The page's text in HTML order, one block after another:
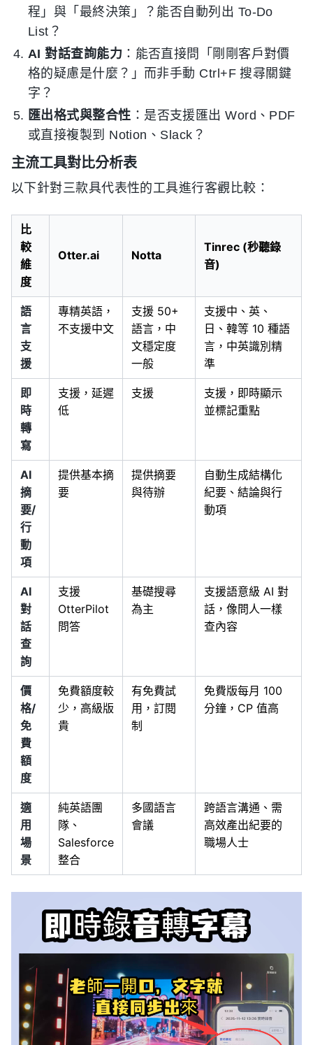
程」與「最終決策」？能否自動列出 To-Do
List？
AI 對話查詢能力 ：能否直接問「剛剛客戶對價
格的疑慮是什麼？」而非手動 Ctrl+F 搜尋關鍵
字？
匯出格式與整合性 ：是否支援匯出 Word、PDF
或直接複製到 Notion、Slack？
主流工具對比分析表
以下針對三款具代表性的工具進行客觀比較：
比
較
維
度
Otter.ai Notta
Tinrec (秒聽錄
音)
語
言
支
援
專精英語，
不支援中文
支援 50+
語言，中
文穩定度
一般
支援中、英、
日、韓等 10 種語
言，中英識別精
準
即
時
轉
寫
支援，延遲
低
支援
支援，即時顯示
並標記重點
AI
摘
要/
行
動
項
提供基本摘
要
提供摘要
與待辦
自動生成結構化
紀要、結論與行
動項
AI
對
話
查
詢
支援
OtterPilot
問答
基礎搜尋
為主
支援語意級 AI 對
話，像問人一樣
查內容
價
格/
免
費
額
度
免費額度較
少，高級版
貴
有免費試
用，訂閱
制
免費版每月 100
分鐘，CP 值高
適
用
場
景
純英語團
隊、
Salesforce
整合
多國語言
會議
跨語言溝通、需
高效產出紀要的
職場人士